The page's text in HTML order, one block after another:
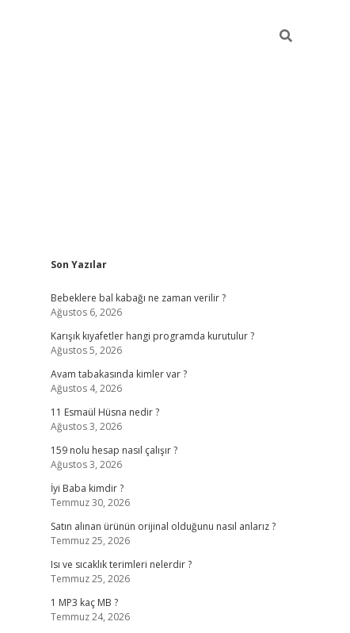
Sidebar
Son Yazılar
Bebeklere bal kabağı ne zaman verilir ?
Ağustos 6, 2026
Karışık kıyafetler hangi programda kurutulur ?
Ağustos 5, 2026
Avam tabakasında kimler var ?
Ağustos 4, 2026
11 Esmaül Hüsna nedir ?
Ağustos 3, 2026
159 nolu hesap nasıl çalışır ?
Ağustos 3, 2026
İyi Baba kimdir ?
Temmuz 30, 2026
Satın alınan ürünün orijinal olduğunu nasıl anlarız ?
Temmuz 25, 2026
Isı ve sıcaklık terimleri nelerdir ?
Temmuz 25, 2026
1 MP3 kaç MB ?
Temmuz 24, 2026